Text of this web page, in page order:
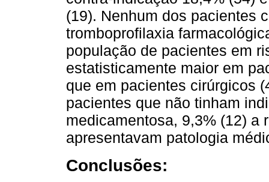
(19). Nenhum dos pacientes
tromboprofilaxia
população de pacientes em
estatisticamente maior em
que em pacientes cirúrgicos
pacientes que não tinham
medicamentosa, 9,3% (12) a
apresentavam patologia
Conclusões: